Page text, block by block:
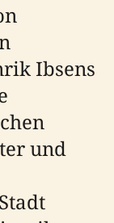
Ibsens
und